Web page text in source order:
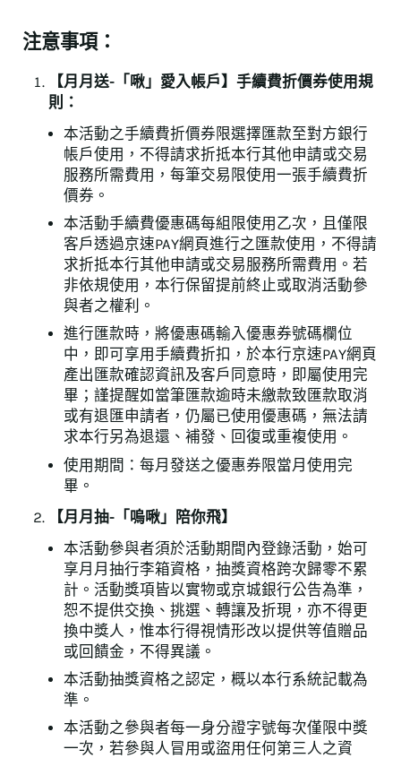
注意事項：
【月月送-「啾」愛入帳戶】手續費折價券使用規
則：
本活動之手續費折價券限選擇匯款至對方銀行
帳戶使用，不得請求折抵本行其他申請或交易
服務所需費用，每筆交易限使用一張手續費折
價券。
本活動手續費優惠碼每組限使用乙次，且僅限
客戶透過京速PAY網頁進行之匯款使用，不得請
求折抵本行其他申請或交易服務所需費用。若
非依規使用，本行保留提前終止或取消活動參
與者之權利。
進行匯款時，將優惠碼輸入優惠券號碼欄位
中，即可享用手續費折扣，於本行京速PAY網頁
產出匯款確認資訊及客戶同意時，即屬使用完
畢；謹提醒如當筆匯款逾時未繳款致匯款取消
或有退匯申請者，仍屬已使用優惠碼，無法請
求本行另為退還、補發、回復或重複使用。
使用期間：每月發送之優惠券限當月使用完
畢。
【月月抽-「嗚啾」陪你飛】
本活動參與者須於活動期間內登錄活動，始可
享月月抽行李箱資格，抽獎資格跨次歸零不累
計。活動獎項皆以實物或京城銀行公告為準，
恕不提供交換、挑選、轉讓及折現，亦不得更
換中獎人，惟本行得視情形改以提供等值贈品
或回饋金，不得異議。
本活動抽獎資格之認定，概以本行系統記載為
準。
本活動之參與者每一身分證字號每次僅限中獎
一次，若參與人冒用或盜用任何第三人之資